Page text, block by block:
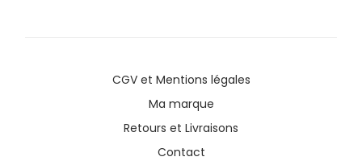
CGVet Mentions légales
Ma marque
Retours et Livraisons
Contact